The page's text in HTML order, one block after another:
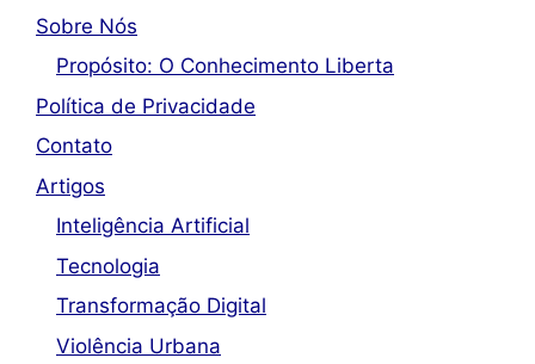
Sobre Nós
Propósito: O Conhecimento Liberta
Política de Privacidade
Contato
Artigos
Inteligência Artificial
Tecnologia
Transformação Digital
Violência Urbana